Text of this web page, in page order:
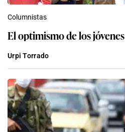
Columnistas
El optimismo de los jóvenes
Urpi Torrado